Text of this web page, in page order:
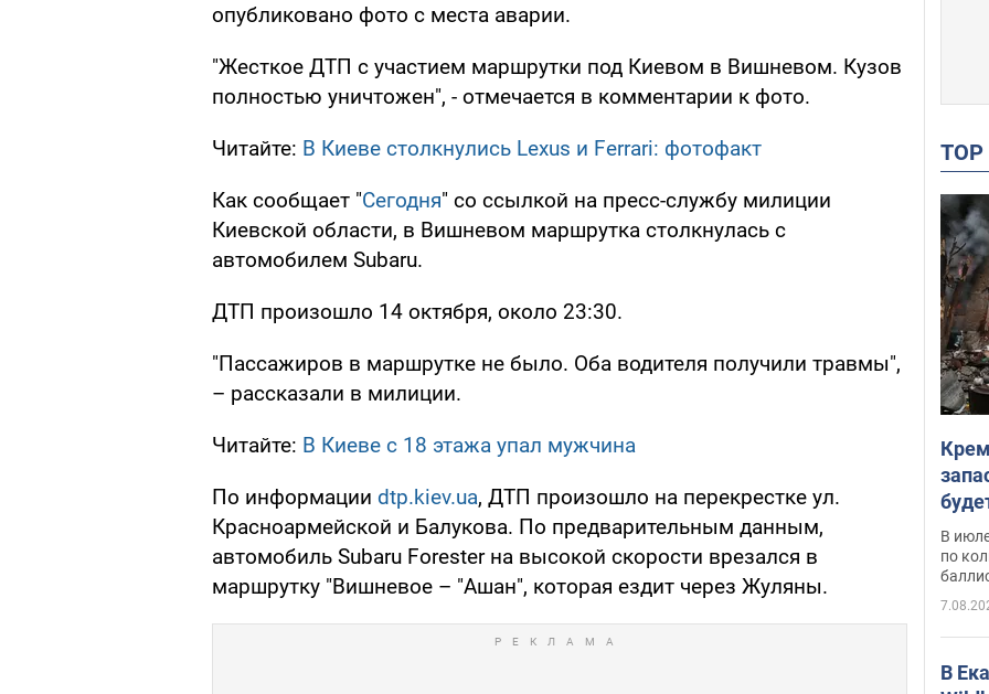
опубликовано фото с места аварии.
"Жесткое ДТП с участием маршрутки под Киевом в Вишневом. Кузов
полностью уничтожен", - отмечается в комментарии к фото.
Читайте: В Киеве столкнулись Lexus и Ferrari: фотофакт
Как сообщает "Сегодня" со ссылкой на пресс-службу милиции
Киевской области, в Вишневом маршрутка столкнулась с
автомобилем Subaru.
ДТП произошло 14 октября, около 23:30.
"Пассажиров в маршрутке не было. Оба водителя получили травмы",
– рассказали в милиции.
Читайте: В Киеве с 18 этажа упал мужчина
По информации dtp.kiev.ua, ДТП произошло на перекрестке ул.
Красноармейской и Балукова. По предварительным данным,
автомобиль Subaru Forester на высокой скорости врезался в
маршрутку "Вишневое – "Ашан", которая ездит через Жуляны.
В
по
В